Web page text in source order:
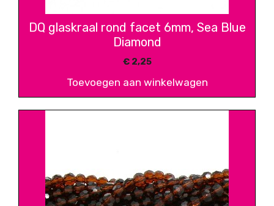
DQ glaskraal rond facet 6mm, Sea Blue
Diamond
€2,25
Toevoegen aan winkelwagen